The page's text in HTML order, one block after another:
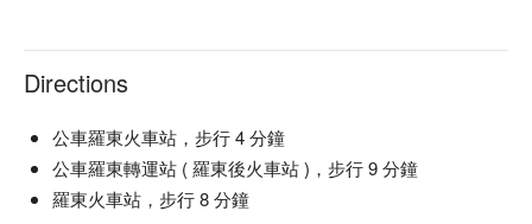
Directions
公車羅東火車站，步行 4 分鐘
公車羅東轉運站 ( 羅東後火車站 )，步行 9 分鐘
羅東火車站，步行 8 分鐘